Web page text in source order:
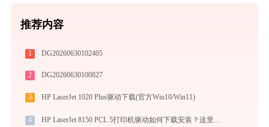
推荐内容
1 DG20260630102405
2 DG20260630100827
3 HP LaserJet 1020 Plus驱动下载(官方Win10/Win11)
4 HP LaserJet 8150 PCL 5打印机驱动如何下载安装？这里有你需要的所有信息